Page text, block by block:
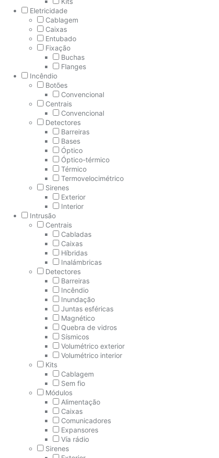
Eletricidade
Cablagem
Caixas
Entubado
Fixação
Buchas
Flanges
Incêndio
Botões
Convencional
Centrais
Convencional
Detectores
Barreiras
Bases
Óptico
Óptico-térmico
Térmico
Termovelocimétrico
Sirenes
Exterior
Interior
Intrusão
Centrais
Cabladas
Caixas
Híbridas
Inalámbricas
Detectores
Barreiras
Incêndio
Inundação
Juntas esféricas
Magnético
Quebra de vidros
Sísmicos
Volumétrico exterior
Volumétrico interior
Kits
Cablagem
Sem fio
Módulos
Alimentação
Caixas
Comunicadores
Expansores
Vía rádio
Sirenes